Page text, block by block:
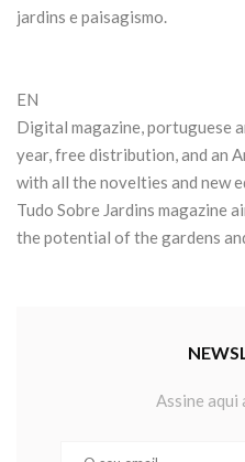
jardins e paisagismo.
EN
Digital magazine, portuguese
year, free distribution, and an
with all the novelties and new
Tudo Sobre Jardins magazine
the potential of the gardens
Assine aqui